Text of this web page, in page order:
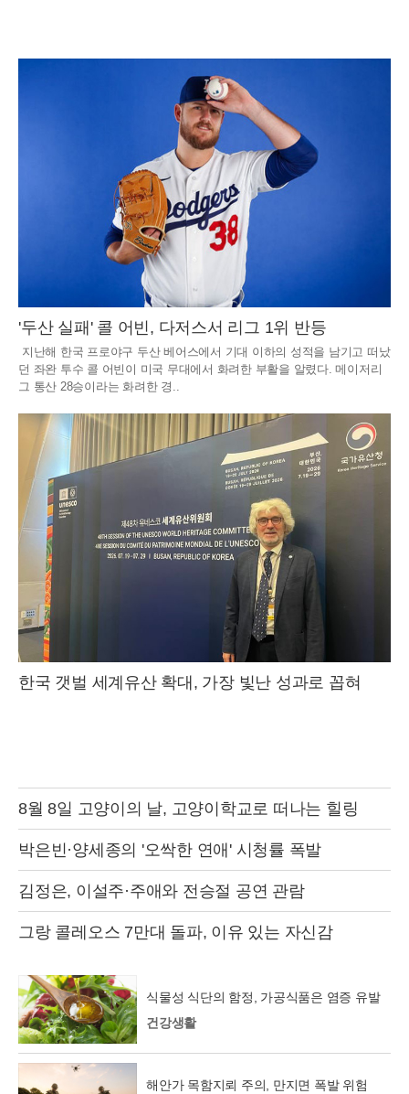
'두산 실패' 콜 어빈, 다저스서 리그 1위 반등
지난해 한국 프로야구 두산 베어스에서 기대 이하의 성적을 남기고 떠났
던 좌완 투수 콜 어빈이 미국 무대에서 화려한 부활을 알렸다. 메이저리
그 통산 28승이라는 화려한 경..
한국 갯벌 세계유산 확대, 가장 빛난 성과로 꼽혀
8월 8일 고양이의 날, 고양이학교로 떠나는 힐링
박은빈·양세종의 '오싹한 연애' 시청률 폭발
김정은, 이설주·주애와 전승절 공연 관람
그랑 콜레오스 7만대 돌파, 이유 있는 자신감
식물성 식단의 함정, 가공식품은 염증 유발
건강생활
해안가 목함지뢰 주의, 만지면 폭발 위험